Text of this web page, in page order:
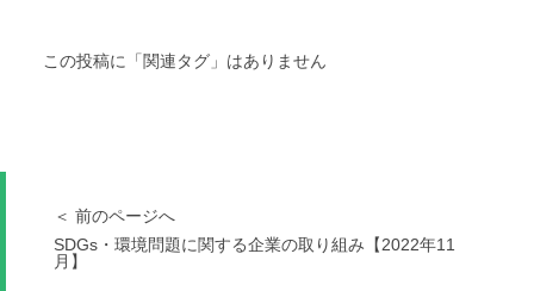
この投稿に「関連タグ」はありません
＜ 前のページへ
SDGs・環境問題に関する企業の取り組み【2022年11
月】